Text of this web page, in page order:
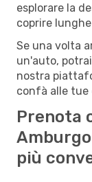
esplorare la
coprire
Se una volta
un'auto,
nostra
confà alle tue
Prenota
più